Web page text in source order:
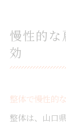
慢性的な
効
整体で慢性的
整体は、山口